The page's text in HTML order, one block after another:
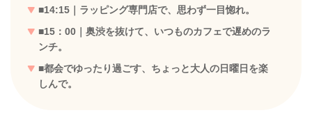
■14:15｜ラッピング専門店で、思わず一目惚れ。
■15：00｜奥渋を抜けて、いつものカフェで遅めのラ
ンチ。
■都会でゆったり過ごす、ちょっと大人の日曜日を楽
しんで。